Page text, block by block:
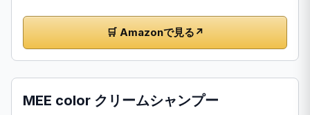
🛒 Amazonで見る ↗
MEE color クリームシャンプー